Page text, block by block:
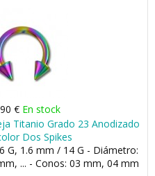
€ En stock
Titanio Grado 23 Anodizado
Dos Spikes
G, 1.6 mm / 14 G - Diámetro:
... - Conos: 03 mm, 04 mm